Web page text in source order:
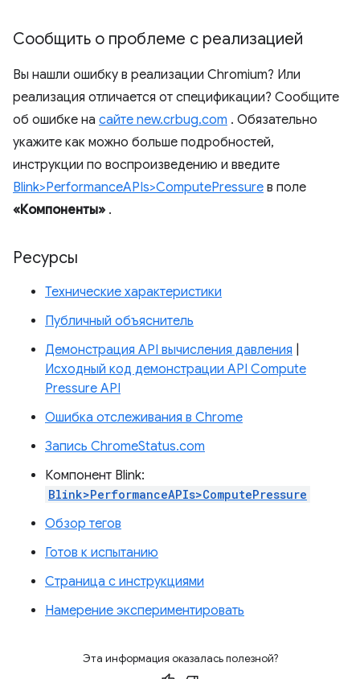
Сообщить о проблеме с реализацией
Вы нашли ошибку в реализации Chromium? Или
реализация отличается от спецификации? Сообщите
об ошибке на сайте new.crbug.com . Обязательно
укажите как можно больше подробностей,
инструкции по воспроизведению и введите
Blink>PerformanceAPIs>ComputePressure в поле
«Компоненты» .
Ресурсы
Технические характеристики
Публичный объяснитель
Демонстрация API вычисления давления
Исходный код демонстрации API Compute
Pressure API
Ошибка отслеживания в Chrome
Запись ChromeStatus.com
Компонент Blink:
Blink>PerformanceAPIs>ComputePressure
Обзор тегов
Готов к испытанию
Страница с инструкциями
Намерение экспериментировать
Эта информация оказалась полезной?